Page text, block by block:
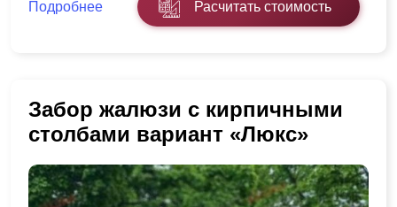
Подробнее Расчитать стоимость
Забор жалюзи с кирпичными
столбами вариант «Люкс»